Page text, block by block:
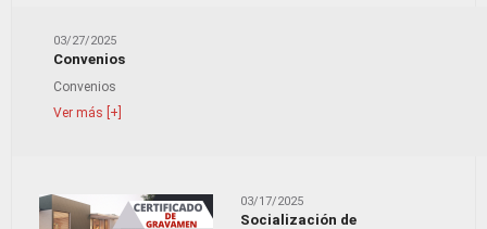
03/27/2025
Convenios
Convenios
Ver más [+]
03/17/2025
Socialización de